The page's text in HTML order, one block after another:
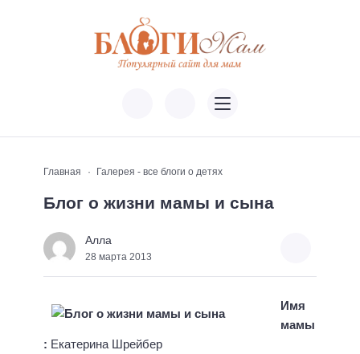
Главная Галерея - все блоги о детях
Блог о жизни мамы и сына
Алла
28 марта 2013
Имя
мамы
: Екатерина Шрейбер